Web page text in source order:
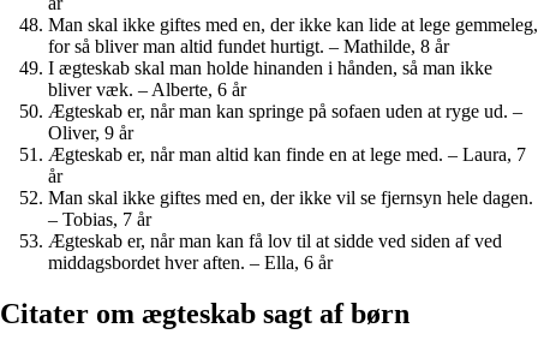
Man skal ikke giftes med en, der ikke kan lide at lege gemmeleg,
for så bliver man altid fundet hurtigt. – Mathilde, 8 år
I ægteskab skal man holde hinanden i hånden, så man ikke
bliver væk. – Alberte, 6 år
Ægteskab er, når man kan springe på sofaen uden at ryge ud. –
Oliver, 9 år
Ægteskab er, når man altid kan finde en at lege med. – Laura, 7
år
Man skal ikke giftes med en, der ikke vil se fjernsyn hele dagen.
– Tobias, 7 år
Ægteskab er, når man kan få lov til at sidde ved siden af ved
middagsbordet hver aften. – Ella, 6 år
Citater om ægteskab sagt af børn